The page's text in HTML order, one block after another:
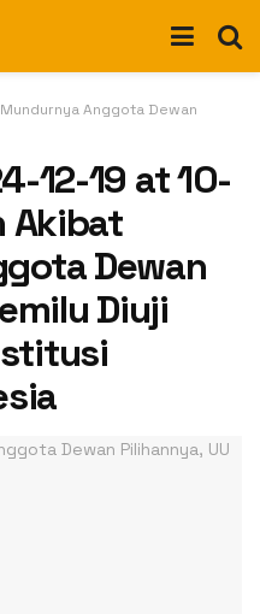
Anggota Dewan
12-19 at 10-
Akibat
Dewan
Diuji